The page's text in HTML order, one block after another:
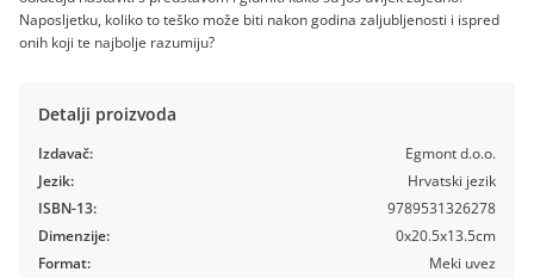
Naposljetku, koliko to teško može biti nakon godina zaljubljenosti i ispred
onih koji te najbolje razumiju?
Detalji proizvoda
Izdavač:
Jezik:
ISBN-13:
Dimenzije:
Format:
Egmont d.o.o.
Hrvatski jezik
9789531326278
0x20.5x13.5cm
Meki uvez